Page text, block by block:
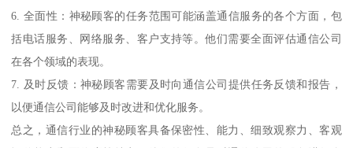
6. 全面性：神秘顾客的任务范围可能涵盖通信服务的各个方面，包
括电话服务、网络服务、客户支持等。他们需要全面评估通信公司
在各个领域的表现。
7. 及时反馈：神秘顾客需要及时向通信公司提供任务反馈和报告，
以便通信公司能够及时改进和优化服务。
总之，通信行业的神秘顾客具备保密性、能力、细致观察力、客观